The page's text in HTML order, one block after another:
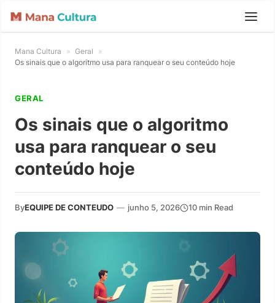
Mana Cultura » Geral
»
Os sinais que o algoritmo usa para ranquear o seu conteúdo hoje
GERAL
Os sinais que o algoritmo
usa para ranquear o seu
conteúdo hoje
ByEQUIPE DE CONTEUDO — junho 5, 2026 10 min Read